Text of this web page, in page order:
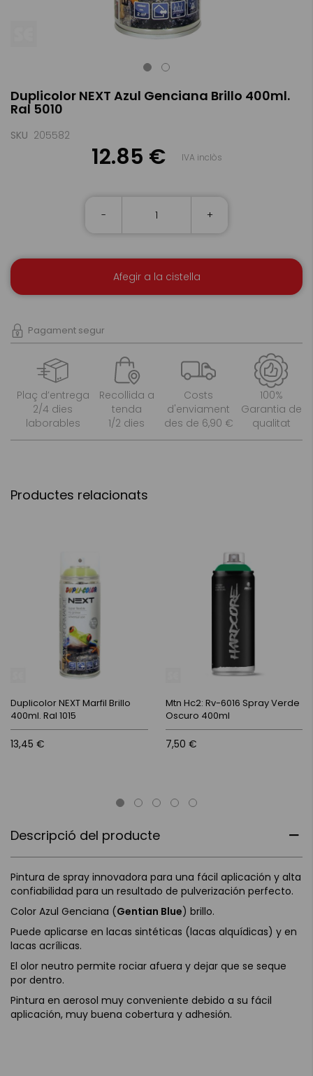
Duplicolor NEXT Azul Genciana Brillo 400ml.
Ral 5010
SKU 205582
12.85 € IVA inclòs
- +
Afegir a la cistella
Pagament segur
Plaç d’entrega
2/4 dies
laborables
Recollida a
tenda
1/2 dies
Costs
d'enviament
des de 6,90 €
100%
Garantia de
qualitat
to
the
of
Descripció del producte
Pintura de spray innovadora para una fácil aplicación y alta
confiabilidad para un resultado de pulverización perfecto.
Color Azul Genciana (Gentian Blue) brillo.
Puede aplicarse en lacas sintéticas (lacas alquídicas) y en
lacas acrílicas.
El olor neutro permite rociar afuera y dejar que se seque
por dentro.
Pintura en aerosol muy conveniente debido a su fácil
aplicación, muy buena cobertura y adhesión.
Productes relacionats
Duplicolor NEXT Marfil Brillo
400ml. Ral 1015
13,45 €
Mtn Hc2: Rv-6016 Spray Verde
Oscuro 400ml
7,50 €